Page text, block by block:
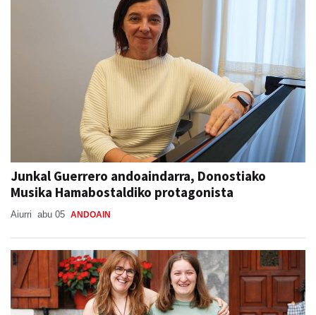
Junkal Guerrero andoaindarra, Donostiako
Musika Hamabostaldiko protagonista
Aiurri abu 05 ANDOAIN